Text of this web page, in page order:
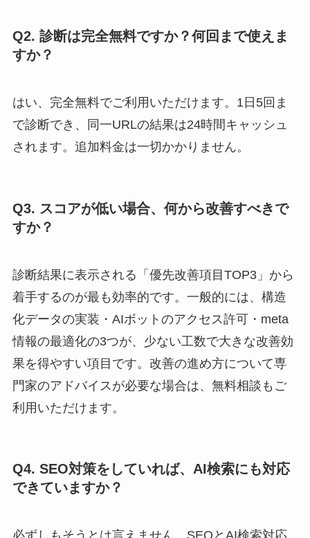
Q2. 診断は完全無料ですか？何回まで使えま
すか？
はい、完全無料でご利用いただけます。1日5回ま
で診断でき、同一URLの結果は24時間キャッシュ
されます。追加料金は一切かかりません。
Q3. スコアが低い場合、何から改善すべきで
すか？
診断結果に表示される「優先改善項目TOP3」から
着手するのが最も効率的です。一般的には、構造
化データの実装・AIボットのアクセス許可・meta
情報の最適化の3つが、少ない工数で大きな改善効
果を得やすい項目です。改善の進め方について専
門家のアドバイスが必要な場合は、無料相談もご
利用いただけます。
Q4. SEO対策をしていれば、AI検索にも対応
できていますか？